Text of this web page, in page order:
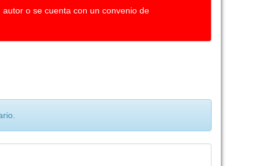
o se cuenta con un convenio de